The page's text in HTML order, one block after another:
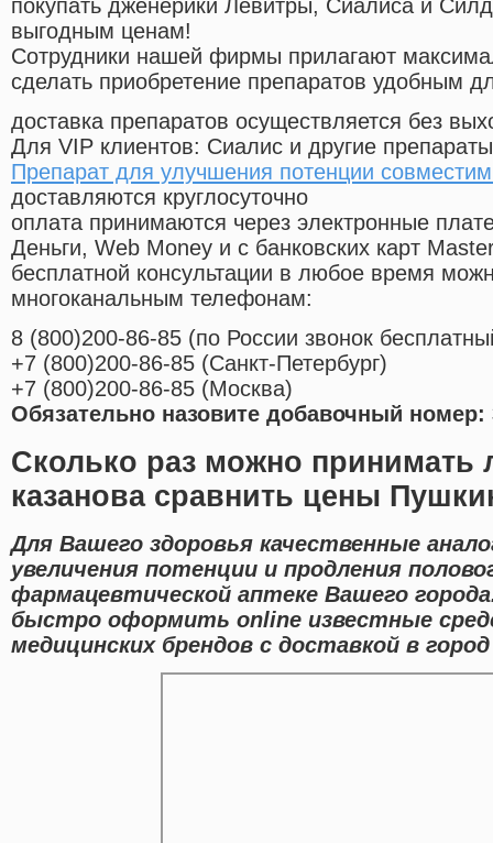
покупать дженерики Левитры, Сиалиса и
выгодным ценам!
Cотрудники нашей фирмы прилагают
сделать приобретение препаратов удобным
доставка препаратов осуществляется без
Для VIP клиентов: Сиалис и другие
Препарат для улучшения потенции
доставляются круглосуточно
оплата принимаются через электронные
Деньги, Web Money и с банковских карт
бесплатной консультации в любое время
многоканальным телефонам:
8 (800)200-86-85 (по России звонок
+7 (800)200-86-85 (Санкт-Петербург)
+7 (800)200-86-85 (Москва)
Обязательно назовите добавочный номер:
Сколько раз можно принимать
казанова сравнить цены
Для Вашего здоровья качественные
увеличения потенции и продления
фармацевтической аптеке Вашего
быстро оформить online известные
медицинских брендов с доставкой в